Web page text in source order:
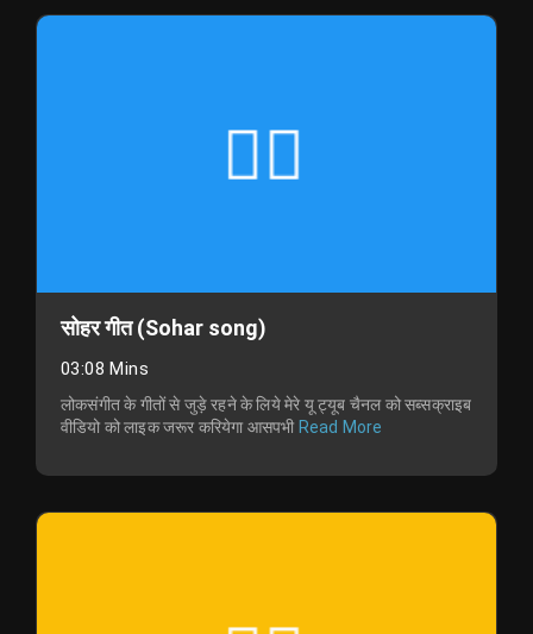
सोहर गीत (Sohar song)
03:08 Mins
लोकसंगीत के गीतों से जुड़े रहने के लिये मेरे यू ट्यूब चैनल को सब्सक्राइब
वीडियो को लाइक जरूर करियेगा आसपभी Read More